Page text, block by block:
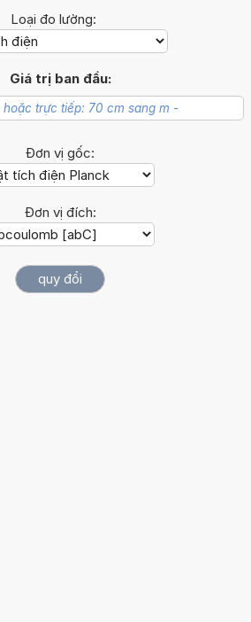
Loại đo lường:
Giá trị ban đầu:
Đơn vị gốc:
Đơn vị đích: